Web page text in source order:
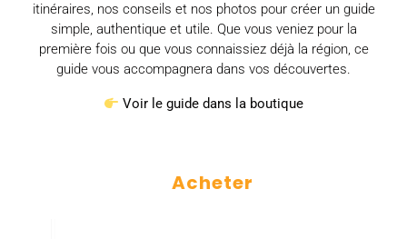
itinéraires, nos conseils et nos photos pour créer un guide
simple, authentique et utile. Que vous veniez pour la
première fois ou que vous connaissiez déjà la région, ce
guide vous accompagnera dans vos découvertes.
Voir le guide dans la boutique
Acheter